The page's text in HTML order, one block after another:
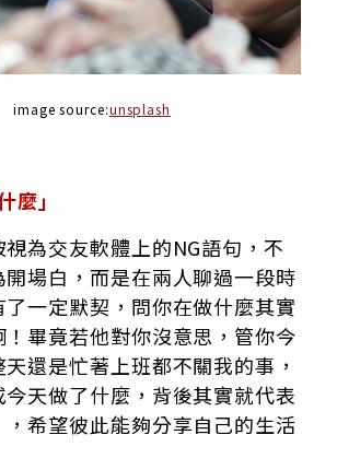
image source:unsplash
麼」
為交友軟體上的NG語句，不
場白，而是在兩人聊過一段時
一定默契，問你在做什麼其實
畢竟若他對你沒意思，管你今
還是忙著上班都不關我的事，
天做了什麼，背後其實就代表
，希望彼此能夠分享自己的生活